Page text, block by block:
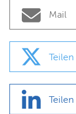
Mail
Teilen
Teilen